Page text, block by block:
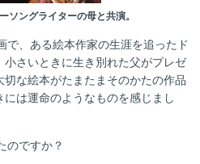
ソングライターの母と共演。
で、ある絵本作家の生涯を追ったド
さいときに生き別れた父がプレゼ
な絵本がたまたまそのかたの作品
は運命のようなものを感じまし
のですか？